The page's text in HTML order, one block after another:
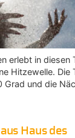
erlebt in diesen
Hitzewelle. Die
Grad und die
Haus des